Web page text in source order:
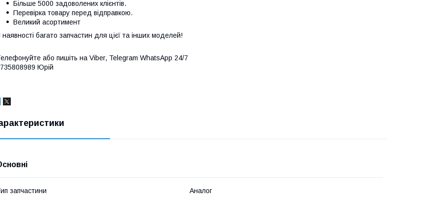
Більше 5000 задоволених клієнтів.
Перевірка товару перед відправкою.
Великий асортимент
наявності багато запчастин для цієї та інших моделей!
або пишіть на Viber, Telegram WhatsApp 24/7
Юрій
запчастини Аналог